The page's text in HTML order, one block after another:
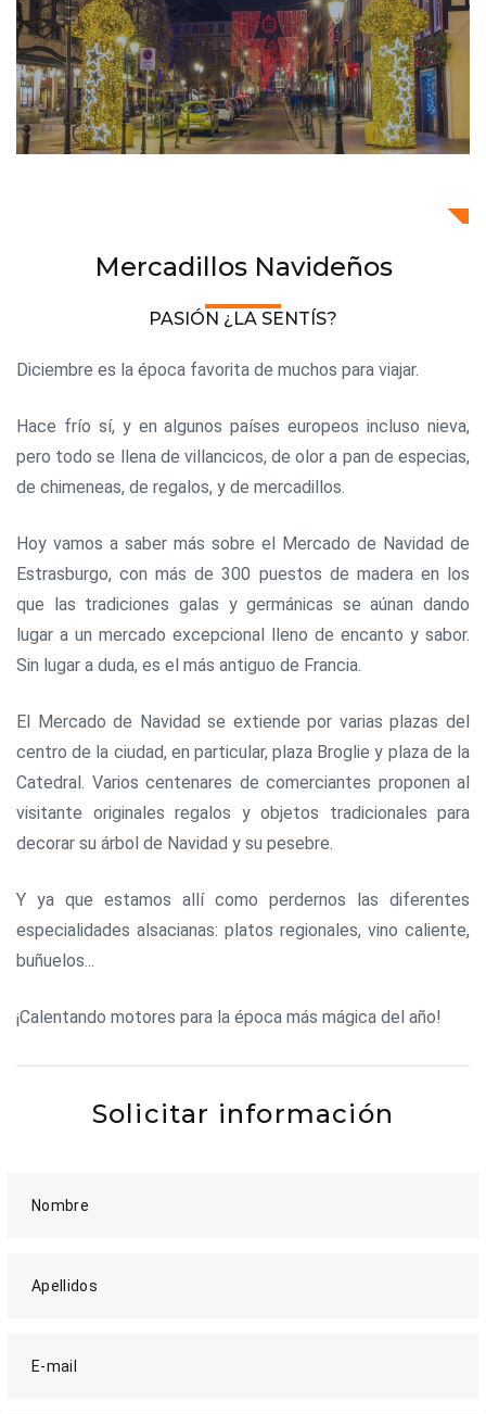
Mercadillos Navideños
PASIÓN ¿LA SENTÍS?
Diciembre es la época favorita de muchos para viajar.
Hace frío sí, y en algunos países europeos incluso nieva,
pero todo se llena de villancicos, de olor a pan de especias,
de chimeneas, de regalos, y de mercadillos.
Hoy vamos a saber más sobre el Mercado de Navidad de
Estrasburgo, con más de 300 puestos de madera en los
que las tradiciones galas y germánicas se aúnan dando
lugar a un mercado excepcional lleno de encanto y sabor.
Sin lugar a duda, es el más antiguo de Francia.
El Mercado de Navidad se extiende por varias plazas del
centro de la ciudad, en particular, plaza Broglie y plaza de la
Catedral. Varios centenares de comerciantes proponen al
visitante originales regalos y objetos tradicionales para
decorar su árbol de Navidad y su pesebre.
Y ya que estamos allí como perdernos las diferentes
especialidades alsacianas: platos regionales, vino caliente,
buñuelos...
¡Calentando motores para la época más mágica del año!
Solicitar información
Nombre
Apellidos
E-mail